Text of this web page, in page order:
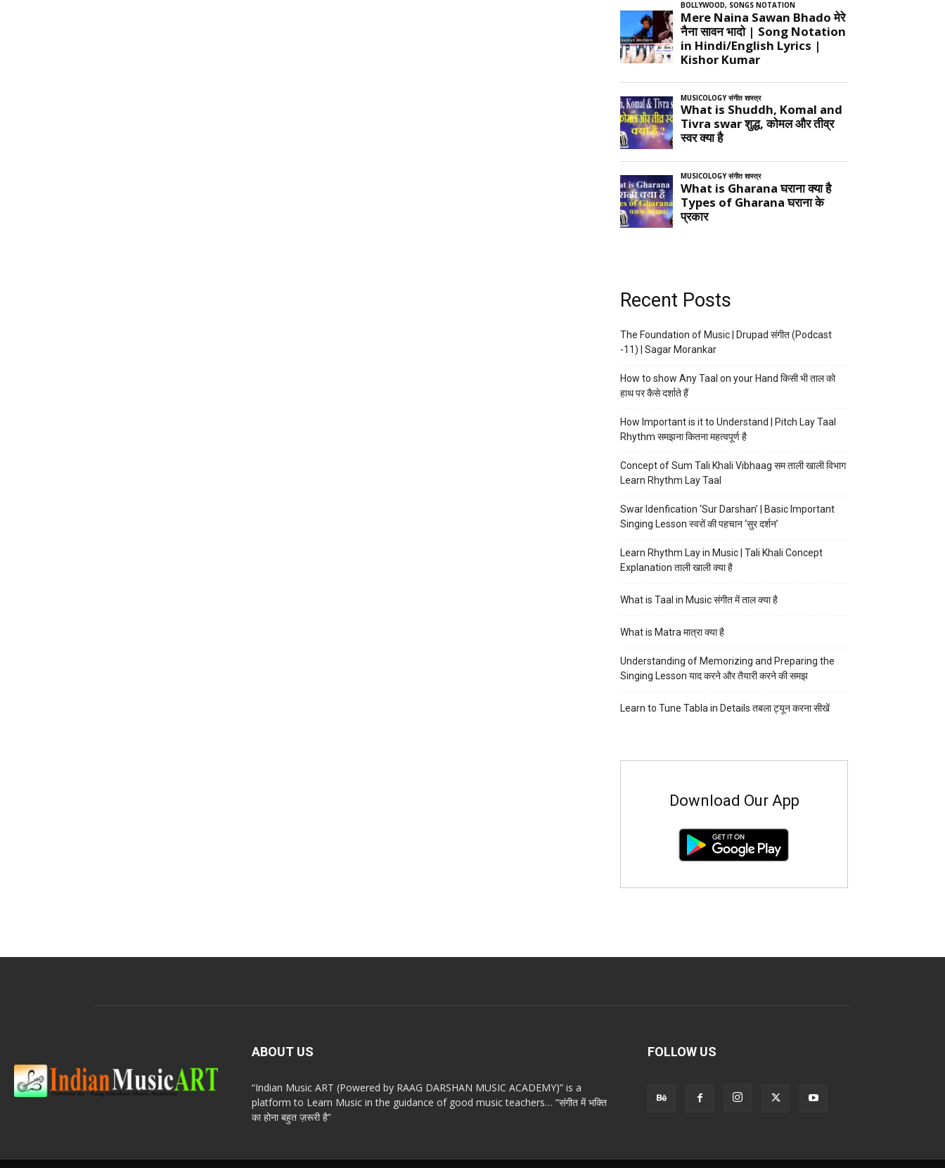
Recent Posts
The Foundation of Music | Drupad संगीत (Podcast
-11) | Sagar Morankar
How to show Any Taal on your Hand किसी भी ताल को
हाथ पर कैसे दर्शाते हैं
How Important is it to Understand | Pitch Lay Taal
Rhythm समझना कितना महत्वपूर्ण है
Concept of Sum Tali Khali Vibhaag सम ताली खाली विभाग
Learn Rhythm Lay Taal
Swar Idenfication ‘Sur Darshan’ | Basic Important
Singing Lesson स्वरों की पहचान ‘सुर दर्शन’
Learn Rhythm Lay in Music | Tali Khali Concept
Explanation ताली खाली क्या है
What is Taal in Music संगीत में ताल क्या है
What is Matra मात्रा क्या है
Understanding of Memorizing and Preparing the
Singing Lesson याद करने और तैयारी करने की समझ
Learn to Tune Tabla in Details तबला ट्यून करना सीखें
Download Our App
ABOUT US
“Indian Music ART (Powered by RAAG DARSHAN MUSIC ACADEMY)” is a
platform to Learn Music in the guidance of good music teachers… “संगीत में भक्ति
का होना बहुत ज़रूरी है”
FOLLOW US